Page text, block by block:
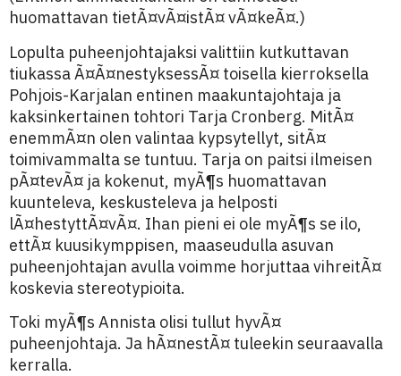
huomattavan tietÃ¤vÃ¤istÃ¤ vÃ¤keÃ¤.)
Lopulta puheenjohtajaksi valittiin kutkuttavan
tiukassa Ã¤Ã¤nestyksessÃ¤ toisella kierroksella
Pohjois-Karjalan entinen maakuntajohtaja ja
kaksinkertainen tohtori Tarja Cronberg. MitÃ¤
enemmÃ¤n olen valintaa kypsytellyt, sitÃ¤
toimivammalta se tuntuu. Tarja on paitsi ilmeisen
pÃ¤tevÃ¤ ja kokenut, myÃ¶s huomattavan
kuunteleva, keskusteleva ja helposti
lÃ¤hestyttÃ¤vÃ¤. Ihan pieni ei ole myÃ¶s se ilo,
ettÃ¤ kuusikymppisen, maaseudulla asuvan
puheenjohtajan avulla voimme horjuttaa vihreitÃ¤
koskevia stereotypioita.
Toki myÃ¶s Annista olisi tullut hyvÃ¤
puheenjohtaja. Ja hÃ¤nestÃ¤ tuleekin seuraavalla
kerralla.